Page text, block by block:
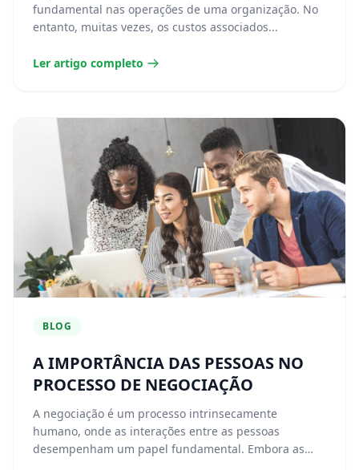
fundamental nas operações de uma organização. No
entanto, muitas vezes, os custos associados...
Ler artigo completo
BLOG
A IMPORTÂNCIA DAS PESSOAS NO
PROCESSO DE NEGOCIAÇÃO
A negociação é um processo intrinsecamente
humano, onde as interações entre as pessoas
desempenham um papel fundamental. Embora as